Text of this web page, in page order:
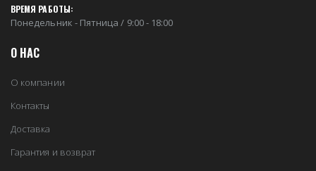
ВРЕМЯ РАБОТЫ:
Понедельник - Пятница / 9:00 - 18:00
О НАС
О компании
Контакты
Доставка
Гарантия и возврат